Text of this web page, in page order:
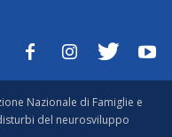
Nazionale di Famiglie e
del neurosviluppo